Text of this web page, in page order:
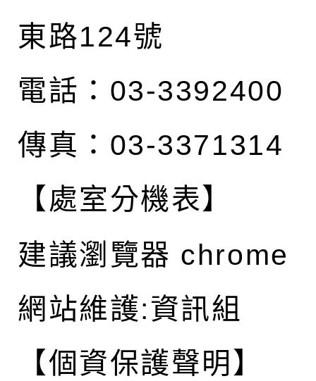
東路124號
電話：03-3392400
傳真：03-3371314
【處室分機表】
建議瀏覽器 chrome
網站維護:資訊組
【個資保護聲明】